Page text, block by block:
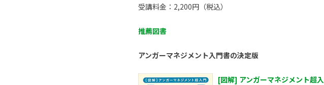
受講料金：2,200円（税込）
推薦図書
アンガーマネジメント入門書の決定版
[図解] アンガーマネジメント超入